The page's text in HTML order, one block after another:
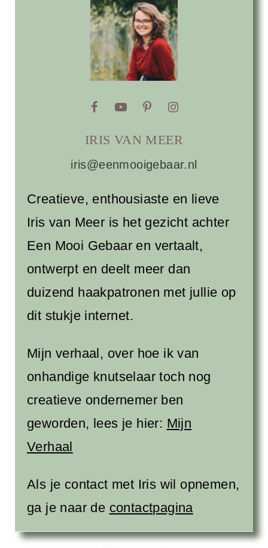
IRIS VAN MEER
iris@eenmooigebaar.nl
Creatieve, enthousiaste en lieve
Iris van Meer is het gezicht achter
Een Mooi Gebaar en vertaalt,
ontwerpt en deelt meer dan
duizend haakpatronen met jullie op
dit stukje internet.
Mijn verhaal, over hoe ik van
onhandige knutselaar toch nog
creatieve ondernemer ben
geworden, lees je hier: Mijn
Verhaal
Als je contact met Iris wil opnemen,
ga je naar de contactpagina